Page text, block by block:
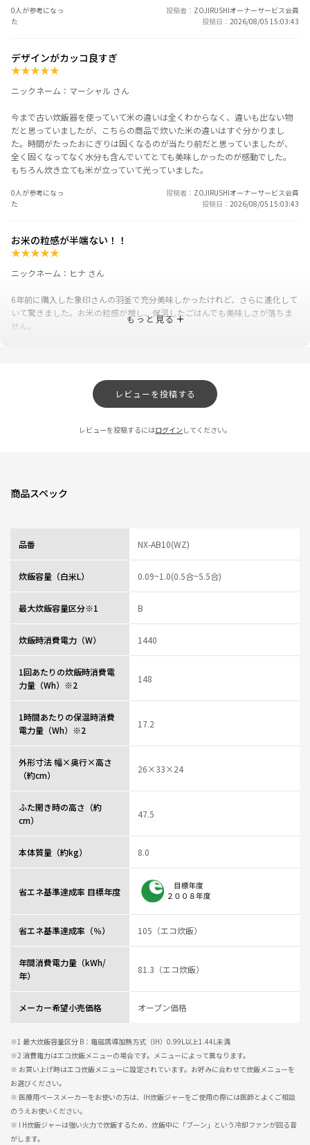
0人が参考になっ
た
投稿者
ZOJIRUSHIオーナーサービス会員
投稿日
2026/08/05 15:03:43
デザインがカッコ良すぎ
★★★★★
ニックネーム：マーシャル さん
今まで古い炊飯器を使っていて米の違いは全くわからなく、違いも出ない物
だと思っていましたが、こちらの商品で炊いた米の違いはすぐ分かりまし
た。時間がたったおにぎりは固くなるのが当たり前だと思っていましたが、
全く固くなってなく水分も含んでいてとても美味しかったのが感動でした。
もちろん炊き立ても米が立っていて光っていました。
0人が参考になっ
た
投稿者
ZOJIRUSHIオーナーサービス会員
投稿日
2026/08/05 15:03:43
お米の粒感が半端ない！！
★★★★★
ニックネーム：ヒナ さん
6年前に購入した象印さんの羽釜で充分美味しかったけれど、さらに進化して
いて驚きました。お米の粒感が増し、保温したごはんでも美味しさが落ちま
せん。
もっと見る
レビュー一覧
レビューを投稿する
レビューを投稿するにはログイン してください。
商品スペック
品番 NX-AB10(WZ)
炊飯容量（白米L） 0.09~1.0(0.5合~5.5合)
最大炊飯容量区分※1 B
炊飯時消費電力（W） 1440
1回あたりの炊飯時消費電
力量（Wh）※2
148
1時間あたりの保温時消費
電力量（Wh）※2
17.2
外形寸法 幅×奥行×高さ
（約cm）
26×33×24
ふた開き時の高さ（約
cm）
47.5
本体質量（約kg） 8.0
省エネ基準達成率 目標年度
省エネ基準達成率（％） 105（エコ炊飯）
年間消費電力量（kWh/
年）
81.3（エコ炊飯）
メーカー希望小売価格 オープン価格
※1 最大炊飯容量区分 B：電磁誘導加熱方式（IH）0.99L以上1.44L未満
※2 消費電力はエコ炊飯メニューの場合です。メニューによって異なります。
※ お買い上げ時はエコ炊飯メニューに設定されています。お好みに合わせて炊飯メニューを
お選びください。
※ 医療用ペースメーカーをお使いの方は、IH炊飯ジャーをご使用の際には医師とよくご相談
のうえお使いください。
※ I H炊飯ジャーは強い火力で炊飯するため、炊飯中に「ブーン」という冷却ファンが回る音
がします。